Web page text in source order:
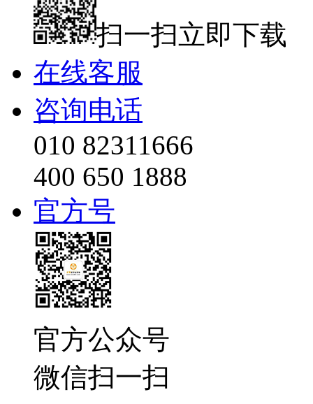
扫一扫立即下载
在线客服
咨询电话
010 82311666
400 650 1888
官方号
官方公众号
微信扫一扫